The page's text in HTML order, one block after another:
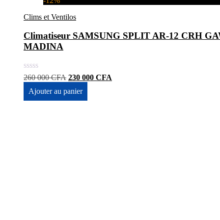
Clims et Ventilos
Climatiseur SAMSUNG SPLIT AR-12 CRH
MADINA
260 000CFA Le
initial
était :
230 000 CFA
Ajouter au panier